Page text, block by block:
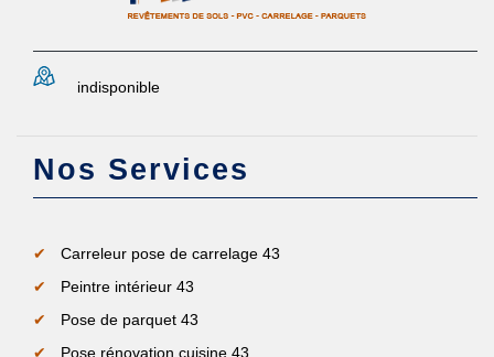
indisponible
Nos Services
Carreleur pose de carrelage 43
Peintre intérieur 43
Pose de parquet 43
Pose rénovation cuisine 43